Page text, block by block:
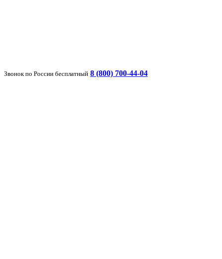
Звонок по России бесплатный 8 (800) 700-44-04